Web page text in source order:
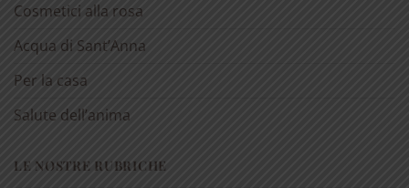
Cosmetici alla rosa
Acqua di Sant’Anna
Per la casa
Salute dell’anima
LE NOSTRE RUBRICHE